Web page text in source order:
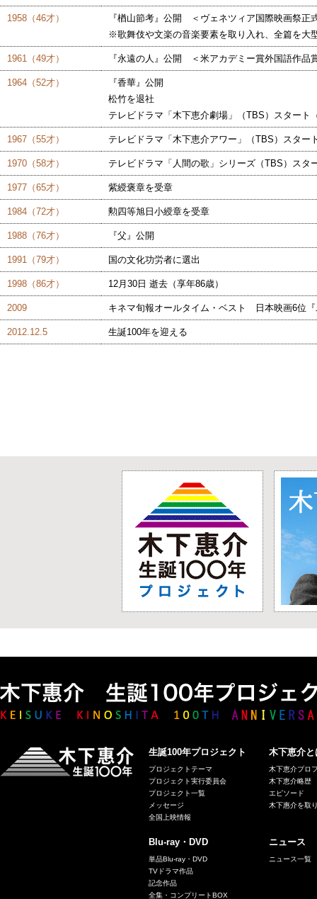
1958（46才）
『楢山節考』公開 ＜ヴェネツィア国際映画祭正
※歌舞伎や文楽の音楽要素を取り入れ、全篇を大
1961（49才） 『永遠の人』公開 ＜米アカデミー賞外国語作品
1964（52才）
『香華』公開
松竹を退社
テレビドラマ「木下恵介劇場」（TBS）スタート
1967（55才） テレビドラマ「木下恵介アワー」（TBS）スター
1970（58才） テレビドラマ「人間の歌」シリーズ（TBS）スタ
1977（65才） 紫綬褒章を受章
1984（72才） 勲四等旭日小綬章を受章
1988（76才） 『父』公開
1991（79才） 国の文化功労者に選出
1998（86才） 12月30日 逝去（享年86歳）
2009 キネマ旬報オールタイム・ベスト 日本映画6位
2012.12.5 生誕100年を迎える
生誕100年プロジェクト
プロジェクトテーマ
プロジェクト実行委員会
プロジェクト一覧
メッセージ
全国上映情報
木下恵介と
木下恵介プロ
木下恵介略歴
エピソード
木下惠介を取
Blu-ray・DVD
単品Blu-ray・DVD
TVドラマ作品
記念作品
全集・コンプリートBOX
ニュース
ニュース一覧